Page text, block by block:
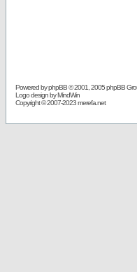
Powered byphpBB© 2001, 2005 phpBB
Logo design by MindWin
Copyright © 2007-2023 merefa.net